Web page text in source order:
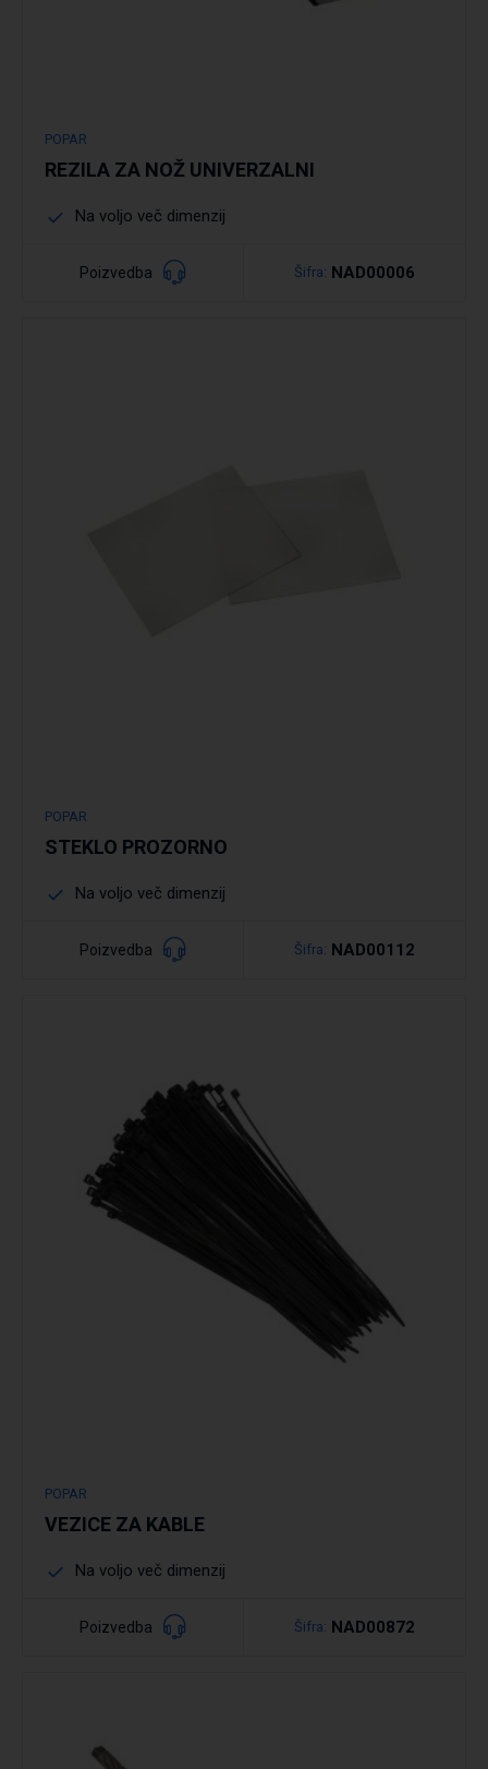
POPAR
REZILA ZA NOŽ UNIVERZALNI
Na voljo več dimenzij
Poizvedba Šifra: NAD00006
POPAR
STEKLO PROZORNO
Na voljo več dimenzij
Poizvedba Šifra: NAD00112
POPAR
VEZICE ZA KABLE
Na voljo več dimenzij
Poizvedba Šifra: NAD00872